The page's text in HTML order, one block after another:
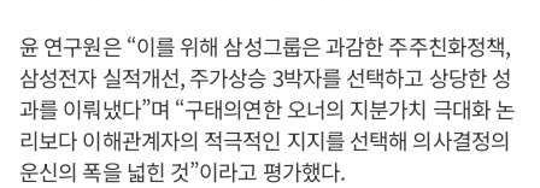
윤 연구원은 “이를 위해 삼성그룹은 과감한 주주친화정책,
삼성전자 실적개선, 주가상승 3박자를 선택하고 상당한 성
과를 이뤄냈다”며 “구태의연한 오너의 지분가치 극대화 논
리보다 이해관계자의 적극적인 지지를 선택해 의사결정의
운신의 폭을 넓힌 것”이라고 평가했다.